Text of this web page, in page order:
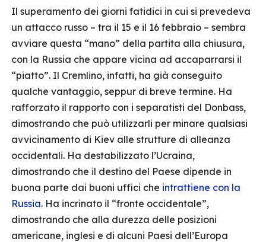
Il superamento dei giorni fatidici in cui si prevedeva
un attacco russo – tra il 15 e il 16 febbraio – sembra
avviare questa “mano” della partita alla chiusura,
con la Russia che appare vicina ad accaparrarsi il
“piatto”. Il Cremlino, infatti, ha già conseguito
qualche vantaggio, seppur di breve termine. Ha
rafforzato il rapporto con i separatisti del Donbass,
dimostrando che può utilizzarli per minare qualsiasi
avvicinamento di Kiev alle strutture di alleanza
occidentali. Ha destabilizzato l’Ucraina,
dimostrando che il destino del Paese dipende in
buona parte dai buoni uffici che intrattiene con la
Russia. Ha incrinato il “fronte occidentale”,
dimostrando che alla durezza delle posizioni
americane, inglesi e di alcuni Paesi dell’Europa